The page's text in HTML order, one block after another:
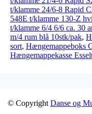
t/klamme 24/6-8 Rapid
548E t/klamme 130-Z
t/klamme 6/4 6/6 ca. 30
m/4 rum blå 10stk/pak,
sort, Hængemappeboks
Hængemappekasse
© Copyright Danse og